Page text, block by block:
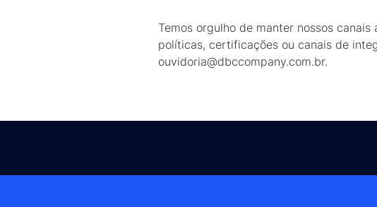
Temos orgulho de manter nossos
políticas, certificações ou canais de
ouvidoria@dbccompany.com.br.